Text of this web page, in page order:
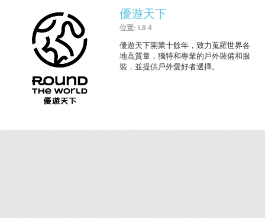
優遊天下
位置: L8 4
優遊天下開業十餘年，致力蒐羅世界各
地高質量，獨特和專業的戶外裝備和服
裝，並提供戶外愛好者選擇。